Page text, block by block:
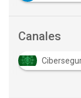
Canales